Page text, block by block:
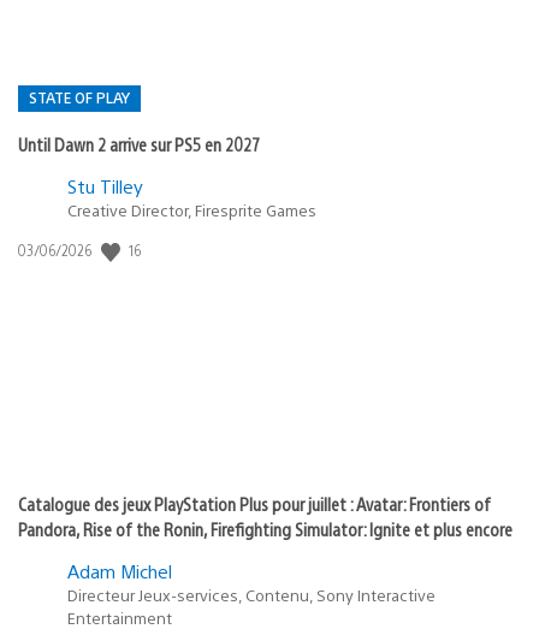
STATE OF PLAY
Until Dawn 2 arrive sur PS5 en 2027
Postée
:
Stu Tilley
Creative Director, Firesprite Games
Date
03/06/2026 16
Catalogue des jeux PlayStation Plus pour juillet : Avatar: Frontiers of
Pandora, Rise of the Ronin, Firefighting Simulator: Ignite et plus encore
Adam Michel
Directeur Jeux-services, Contenu, Sony Interactive
Entertainment